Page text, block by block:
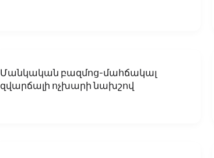
Մանկական բազմոց-մահճակալ
զվարճալի ոչխարի նախշով